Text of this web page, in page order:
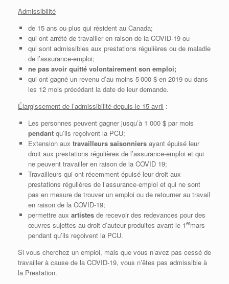
Admissibilité
de 15 ans ou plus qui résident au Canada;
qui ont arrêté de travailler en raison de la COVID-19 ou
qui sont admissibles aux prestations régulières ou de maladie
de l’assurance-emploi;
ne pas avoir quitté volontairement son emploi;
qui ont gagné un revenu d’au moins 5 000 $ en 2019 ou dans
les 12 mois précédant la date de leur demande.
Élargissement de l’admissibilité depuis le 15 avril :
Les personnes peuvent gagner jusqu’à 1 000 $ par mois
pendant qu’ils reçoivent la PCU;
Extension aux travailleurs saisonniersayant épuisé leur
droit aux prestations régulières de l’assurance-emploi et qui
ne peuvent travailler en raison de la COVID 19;
Travailleurs qui ont récemment épuisé leur droit aux
prestations régulières de l’assurance-emploi et qui ne sont
pas en mesure de trouver un emploi ou de retourner au travail
en raison de la COVID-19;
permettre aux artistes de recevoir des redevances pour des
œuvres sujettes au droit d’auteur produites avant le 1ermars
pendant qu’ils reçoivent la PCU.
Si vous cherchez un emploi, mais que vous n’avez pas cessé de
travailler à cause de la COVID-19, vous n’êtes pas admissible à
la Prestation.